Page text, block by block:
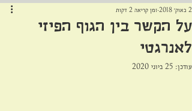
על הקשר בין הגוף הפיזי
לאנרגטי
2 באוק׳ 2018 זמן קריאה 2 דקות
עודכן: 25 ביוני 2020